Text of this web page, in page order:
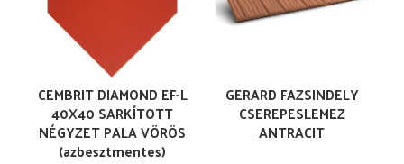
CEMBRIT DIAMOND EF-L
40X40 SARKÍTOTT
NÉGYZET PALA VÖRÖS
(azbesztmentes)
GERARD FAZSINDELY
CSEREPESLEMEZ
ANTRACIT